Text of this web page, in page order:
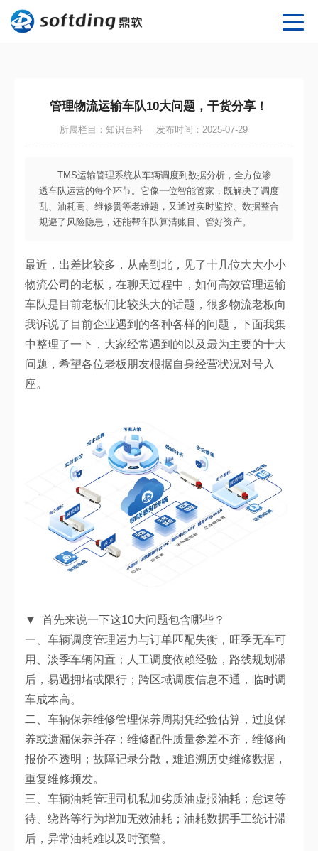
管理物流运输车队10大问题，干货分享！
所属栏目：知识百科 发布时间：2025-07-29
TMS运输管理系统从车辆调度到数据分析，全方位渗
透车队运营的每个环节。它像一位智能管家，既解决了调度
乱、油耗高、维修贵等老难题，又通过实时监控、数据整合
规避了风险隐患，还能帮车队算清账目、管好资产。
最近，出差比较多，从南到北，见了十几位大大小小
物流公司的老板，在聊天过程中，如何高效管理运输
车队是目前老板们比较头大的话题，很多物流老板向
我诉说了目前企业遇到的各种各样的问题，下面我集
中整理了一下，大家经常遇到的以及最为主要的十大
问题，希望各位老板朋友根据自身经营状况对号入
座。
▼ 首先来说一下这10大问题包含哪些？
一、车辆调度管理运力与订单匹配失衡，旺季无车可
用、淡季车辆闲置；人工调度依赖经验，路线规划滞
后，易遇拥堵或限行；跨区域调度信息不通，临时调
车成本高。
二、车辆保养维修管理保养周期凭经验估算，过度保
养或遗漏保养并存；维修配件质量参差不齐，维修商
报价不透明；故障记录分散，难追溯历史维修数据，
重复维修频发。
三、车辆油耗管理司机私加劣质油虚报油耗；怠速等
待、绕路等行为增加无效油耗；油耗数据手工统计滞
后，异常油耗难以及时预警。